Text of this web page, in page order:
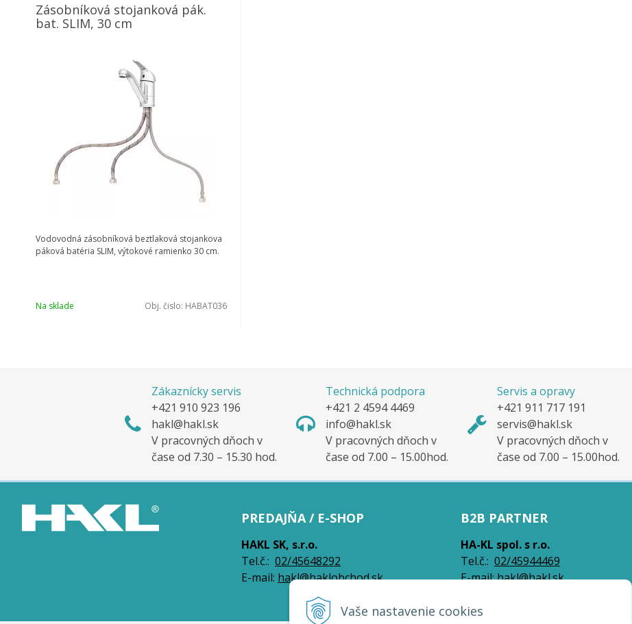
Vaše nastavenie cookies
Zásobníková stojanková pák.
bat. SLIM, 30 cm
Vodovodná zásobníková beztlaková stojankova
páková batéria SLIM, výtokové ramienko 30 cm.
Na sklade Obj. čislo: HABAT036
Zákaznícky servis
+421 910 923 196
hakl@hakl.sk
V pracovných dňoch v
čase od 7.30 – 15.30 hod.
Technická podpora
+421 2 4594 4469
info@hakl.sk
V pracovných dňoch v
čase od 7.00 – 15.00hod.
Servis a opravy
+421 911 717 191
servis@hakl.sk
V pracovných dňoch v
čase od 7.00 – 15.00hod.
PREDAJŇA / E-SHOP
HAKL SK, s.r.o.
Tel.č.: 02/45648292
E-mail: hakl@haklobchod.sk
B2B PARTNER
HA-KL spol. s r.o.
Tel.č.: 02/45944469
E-mail:hakl@hakl.sk